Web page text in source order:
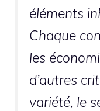
éléments
Chaque
les
d’autres
variété, le